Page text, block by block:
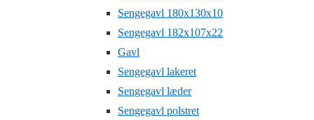
Sengegavl 180x130x10
Sengegavl 182x107x22
Gavl
Sengegavl lakeret
Sengegavl læder
Sengegavl polstret